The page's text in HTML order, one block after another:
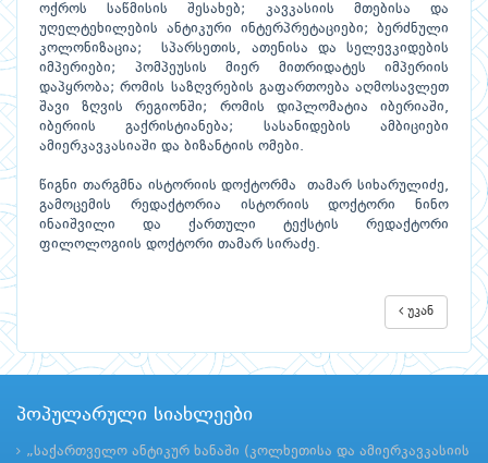
ოქროს საწმისის შესახებ; კავკასიის მთებისა და
უღელტეხილების ანტიკური ინტერპრეტაციები; ბერძნული
კოლონიზაცია; სპარსეთის, ათენისა და სელევკიდების
იმპერიები; პომპეუსის მიერ მითრიდატეს იმპერიის
დაპყრობა; რომის საზღვრების გაფართოება აღმოსავლეთ
შავი ზღვის რეგიონში; რომის დიპლომატია იბერიაში,
იბერიის გაქრისტიანება; სასანიდების ამბიციები
ამიერკავკასიაში და ბიზანტიის ომები.
წიგნი თარგმნა ისტორიის დოქტორმა თამარ სიხარულიძე,
გამოცემის რედაქტორია ისტორიის დოქტორი ნინო
ინაიშვილი და ქართული ტექსტის რედაქტორი
ფილოლოგიის დოქტორი თამარ სირაძე.
უკან
პოპულარული სიახლეები
„საქართველო ანტიკურ ხანაში (კოლხეთისა და ამიერკავკასიის